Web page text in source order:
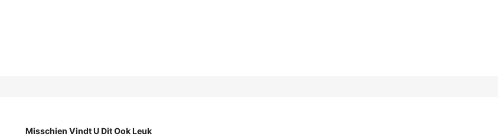
Misschien Vindt U Dit Ook Leuk